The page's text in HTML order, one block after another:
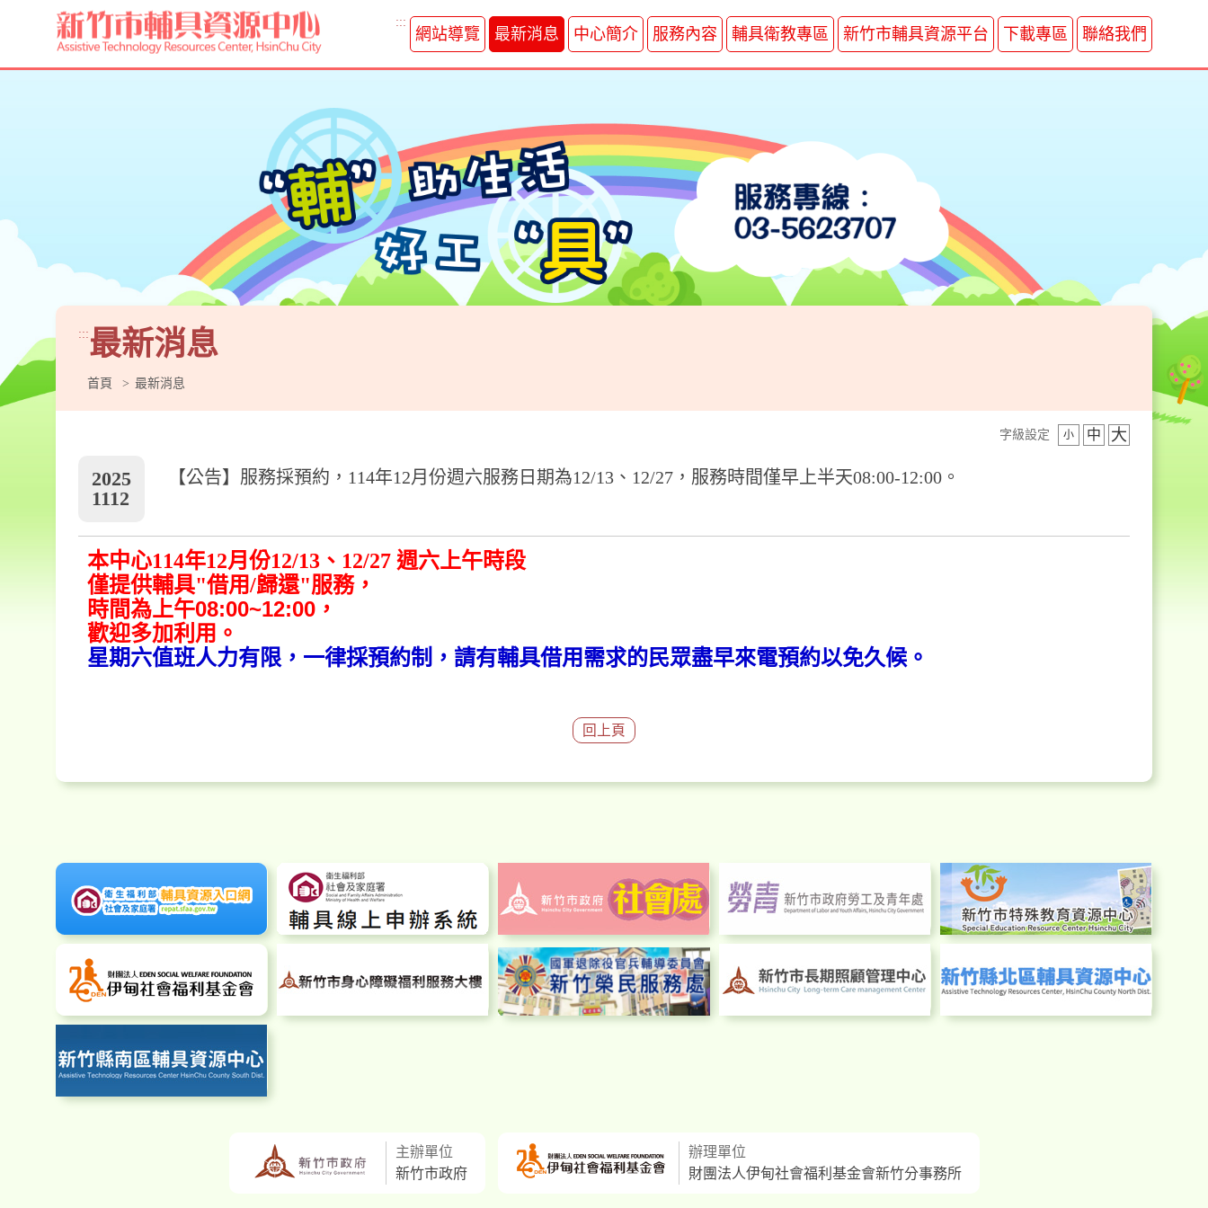
到
主
要
:::
網站導覽 最新消息 中心簡介 服務內容 輔具衛教專區 新竹市輔具資源平台 下載專區 聯絡我們
:::最新消息
首頁 最新消息
字級設定 小 中 大
2025
1112
【公告】服務採預約，114年12月份週六服務日期為12/13、12/27，服務時間僅早上半天08:00-12:00。
本中心114年12月 份12/13 、12/27 週六上午時段
僅提供輔具"借用/歸還"服務，
時間為上午08:00~12:00 ，
歡迎多加利用。
星期六值班人力有限，一律採預約制，請有輔具借用需求的民眾盡早來電預約以免久候。
回上頁
主辦單位
新竹市政府
辦理單位
財團法人伊甸社會福利基金會新竹分事務所